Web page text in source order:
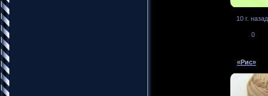
10 г. назад
0
«Рис»